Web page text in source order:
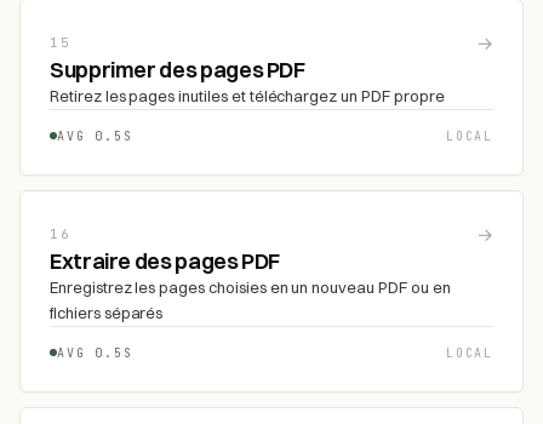
15 →
Supprimer des pages PDF
Retirez les pages inutiles et téléchargez un PDF propre
AVG 0.5S LOCAL
16 →
Extraire des pages PDF
Enregistrez les pages choisies en un nouveau PDF ou en
fichiers séparés
AVG 0.5S LOCAL